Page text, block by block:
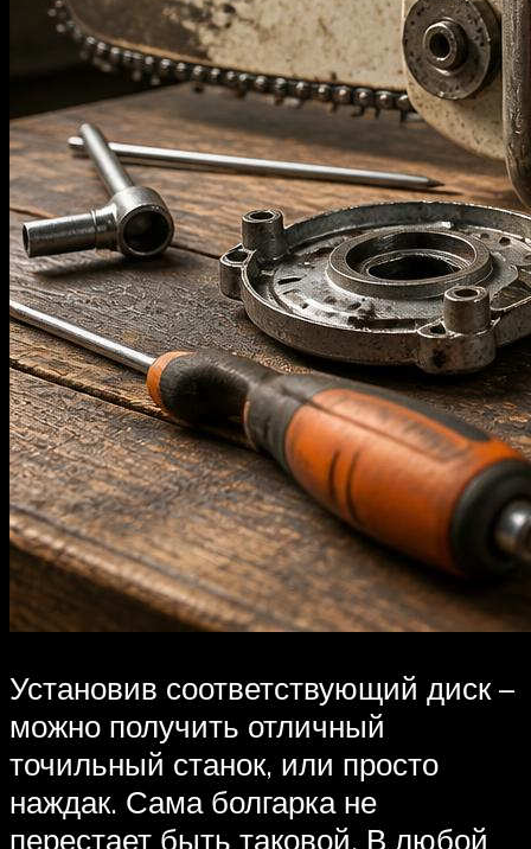
Установив соответствующий диск –
можно получить отличный
точильный станок, или просто
наждак. Сама болгарка не
перестает быть таковой. В любой